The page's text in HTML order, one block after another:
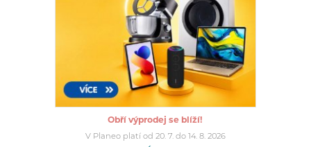
Obří výprodej se blíží!
V Planeo platí od 20. 7. do 14. 8. 2026